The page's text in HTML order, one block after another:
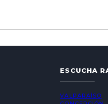
ESCUCHA
VALPARAÍSO